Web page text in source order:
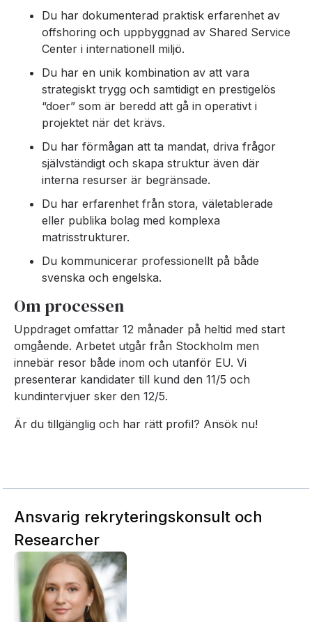
Du har dokumenterad praktisk erfarenhet av
offshoring och uppbyggnad av Shared Service
Center i internationell miljö.
Du har en unik kombination av att vara
strategiskt trygg och samtidigt en prestigelös
“doer” som är beredd att gå in operativt i
projektet när det krävs.
Du har förmågan att ta mandat, driva frågor
självständigt och skapa struktur även där
interna resurser är begränsade.
Du har erfarenhet från stora, väletablerade
eller publika bolag med komplexa
matrisstrukturer.
Du kommunicerar professionellt på både
svenska och engelska.
Om processen
Uppdraget omfattar 12 månader på heltid med start
omgående. Arbetet utgår från Stockholm men
innebär resor både inom och utanför EU. Vi
presenterar kandidater till kund den 11/5 och
kundintervjuer sker den 12/5.
Är du tillgänglig och har rätt profil? Ansök nu!
Ansvarig rekryteringskonsult och
Researcher